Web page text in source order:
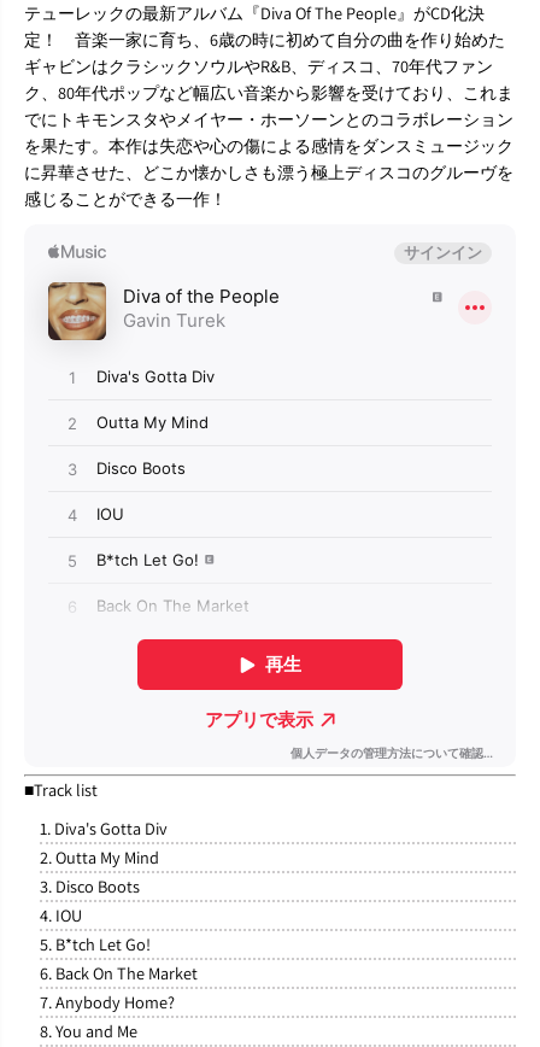
e
』
C
D
e
』
C
D
テューレックの最新アルバム『Diva Of The People』がCD化決
定！ 音楽一家に育ち、6歳の時に初めて自分の曲を作り始めた
ギャビンはクラシックソウルやR&B、ディスコ、70年代ファン
ク、80年代ポップなど幅広い音楽から影響を受けており、これま
でにトキモンスタやメイヤー・ホーソーンとのコラボレーション
を果たす。本作は失恋や心の傷による感情をダンスミュージック
に昇華させた、どこか懐かしさも漂う極上ディスコのグルーヴを
感じることができる一作！
■Track list
1. Diva's Gotta Div
2. Outta My Mind
3. Disco Boots
4. IOU
5. B*tch Let Go!
6. Back On The Market
7. Anybody Home?
8. You and Me